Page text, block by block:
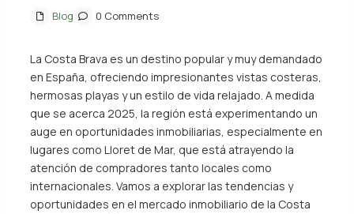
Blog 0 Comments
La Costa Brava es un destino popular y muy demandado
en España, ofreciendo impresionantes vistas costeras,
hermosas playas y un estilo de vida relajado. A medida
que se acerca 2025, la región está experimentando un
auge en oportunidades inmobiliarias, especialmente en
lugares como Lloret de Mar, que está atrayendo la
atención de compradores tanto locales como
internacionales. Vamos a explorar las tendencias y
oportunidades en el mercado inmobiliario de la Costa